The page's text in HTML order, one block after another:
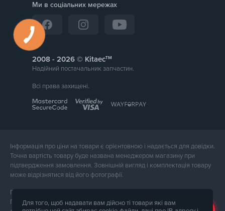
Ми в соціальних мережах
2008 - © Kitaecтм
Надійний постачальник запчастин.
Всі права захищені.
Інформація про ціни на товари є орієнтовною і надається для довідки.
Точна вартість товару буде названа менеджером магазину при
підтвердження замовлення. Зовнішній вигляд і комплектація товару
може відрізнятися від його фотографії.
Послуги надає ФОП Тюпа Петро Павлович, ІПН 2770105454.
Політика конфіденційності доступна запосиланням. Публічна оферта
Для того, щоб надавати вам дійсно ті товари які вам